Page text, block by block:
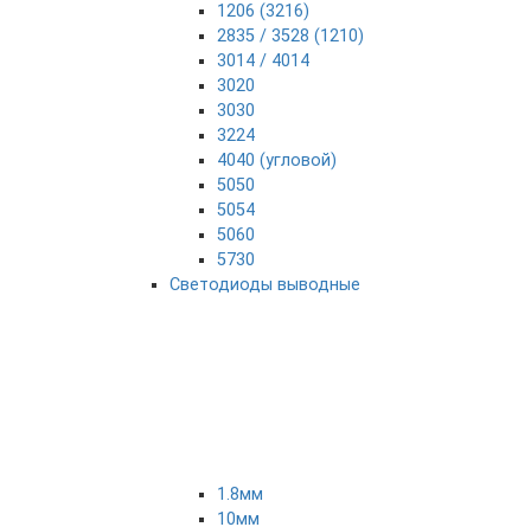
1206 (3216)
2835 / 3528 (1210)
3014 / 4014
3020
3030
3224
4040 (угловой)
5050
5054
5060
5730
Светодиоды выводные
1.8мм
10мм